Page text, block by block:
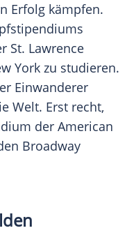
Erfolg kämpfen.
St. Lawrence
York zu studieren.
Einwanderer
Welt. Erst recht,
der American
Broadway